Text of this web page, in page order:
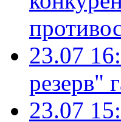
23.07
резерв"
23.07